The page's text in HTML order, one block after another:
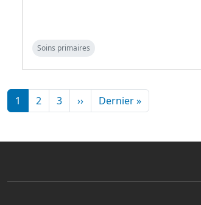
Soins primaires
Pagination
1 2 3 ››Page suivante
Dernier »Dernière page